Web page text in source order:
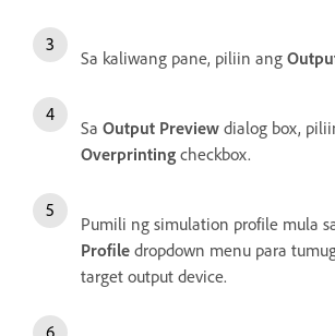
Sa kaliwang pane, piliin ang
Sa Output Preview dialog box,
Overprinting checkbox.
Pumili ng simulation profile mula
Profile dropdown menu para
target output device.